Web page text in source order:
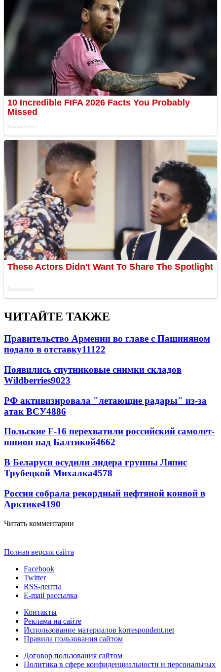
ЧИТАЙТЕ ТАКЖЕ
Правительство Армении во главе с Пашиняном
подало в отставку11122
Появились спутниковые снимки складов
Wildberries9023
РФ активизировала "летающие радары" из-за
атак ВСУ4886
Польские F-16 перехватили российский самолет-
шпион над Балтикой4662
В Беларуси осудили лидера группы Ляпис
Трубецкой Михалка4578
Россия собрала рекордный нефтяной конвой в
Арктике4190
Читать комментарии
Полная версия сайта
Facebook
Twitter
RSS-ленты
E-mail рассылка
Контакты
Реклама на сайте
Использование материалов korrespondent.net
Правила пользования сайтом
Договор пользования сайтом
Политика в сфере конфиденциальности и персональных